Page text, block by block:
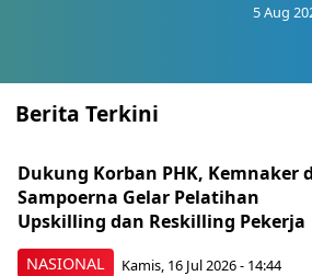
5 Aug
Berita Terkini
NASIONAL
Dukung Korban PHK, Kemnaker
Sampoerna Gelar Pelatihan
Upskilling dan Reskilling Pekerja
Kamis, 16 Jul 2026 - 14:44